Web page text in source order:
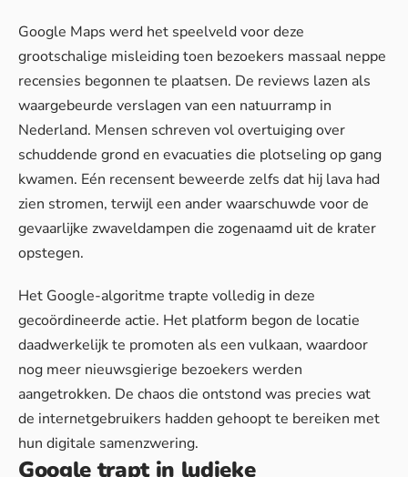
Google Maps werd het speelveld voor deze
grootschalige misleiding toen bezoekers massaal neppe
recensies begonnen te plaatsen. De reviews lazen als
waargebeurde verslagen van een natuurramp in
Nederland. Mensen schreven vol overtuiging over
schuddende grond en evacuaties die plotseling op gang
kwamen. Eén recensent beweerde zelfs dat hij lava had
zien stromen, terwijl een ander waarschuwde voor de
gevaarlijke zwaveldampen die zogenaamd uit de krater
opstegen.
Het Google-algoritme trapte volledig in deze
gecoördineerde actie. Het platform begon de locatie
daadwerkelijk te promoten als een vulkaan, waardoor
nog meer nieuwsgierige bezoekers werden
aangetrokken. De chaos die ontstondwas precies wat
de internetgebruikers hadden gehoopt te bereiken met
hun digitale samenzwering.
Google trapt in ludieke